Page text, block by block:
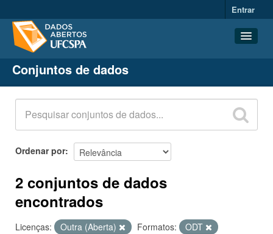
Entrar
Conjuntos de dados
Organizações
Grupos
Sobre
Conjuntos de dados
Ordenar por
2 conjuntos de dados
encontrados
Licenças: Outra (Aberta) Formatos:
ODT